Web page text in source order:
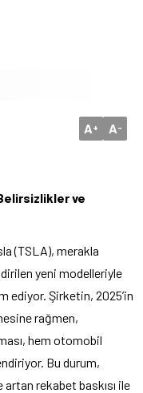
A+ A-
ve
(TSLA), merakla
yeni modelleriyle
ediyor. Şirketin, 2025’in
rağmen,
hem otomobil
Bu durum,
artan rekabet baskısı ile